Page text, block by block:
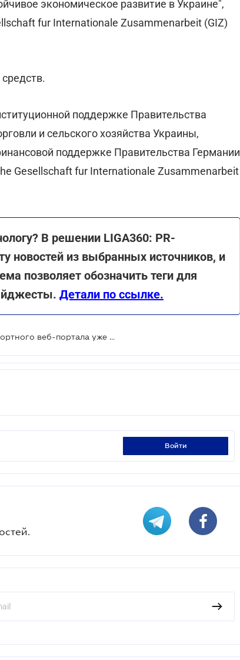
экономическое развитие в Украине",
fur Internationale Zusammenarbeit (GIZ)
поддержке Правительства
и сельского хозяйства Украины,
поддержке Правительства Германии
Gesellschaft fur Internationale Zusammenarbeit
В решении LIGA360: PR-
новостей из выбранных источников, и
позволяет обозначить теги для
Детали по ссылке.
Международная версия Единого экспортного веб-портала уже на платформе Дія.Бизнес
войти